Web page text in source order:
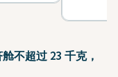
不超过 23 千克，